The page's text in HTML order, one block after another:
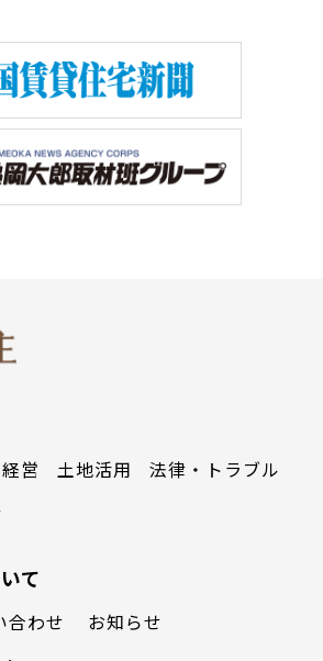
しれませんが、実は日本と
りがあります。私の故郷で
ト州には、マツダをはじめ
が約133社も進出してい
深刻な「社会問題」と、そ
立ち向かっているかをお話
における最大の問題、それ
・コミュニティー（Gated
の乱立です。これはアメ
営 土地活用
法律・トラブル
て
合わせ
お知らせ